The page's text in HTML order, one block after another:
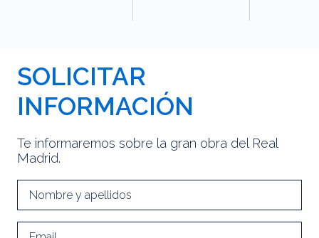
SOLICITAR
INFORMACIÓN
Te informaremos sobre la gran obra del Real
Madrid.